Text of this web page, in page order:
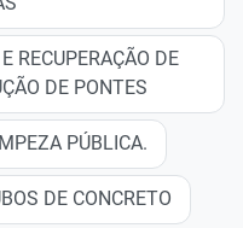
RECUPERAÇÃO DE
DE PONTES
PÚBLICA.
DE CONCRETO